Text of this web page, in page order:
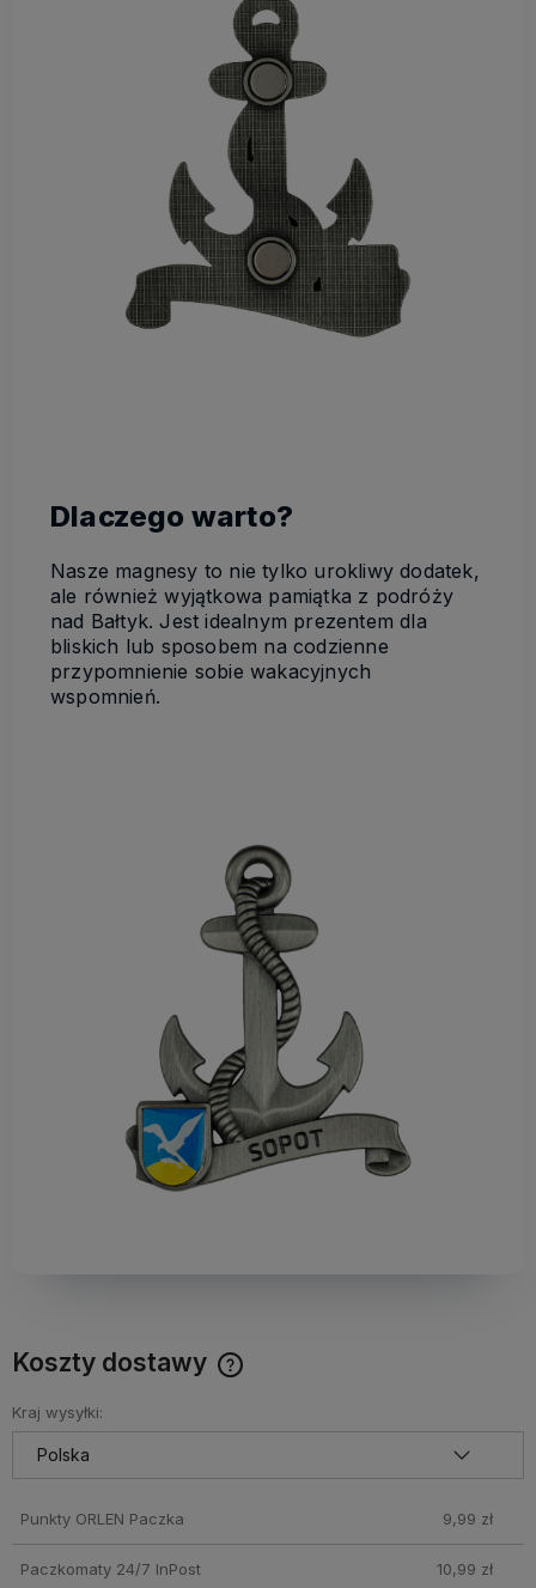
Dlaczego warto?
Nasze magnesy to nie tylko urokliwy dodatek,
ale również wyjątkowa pamiątka z podróży
nad Bałtyk. Jest idealnym prezentem dla
bliskich lub sposobem na codzienne
przypomnienie sobie wakacyjnych
wspomnień.
Koszty dostawy
produkty które nie mieszczą się do Paczkomatu nie
wchodzą w skład promocji. Koszty wysyłki dla przesyłek
pobraniowych mogą być droższe
Kraj wysyłki:
Punkty ORLEN Paczka 9,99 zł
Paczkomaty 24/7 InPost 10,99 zł